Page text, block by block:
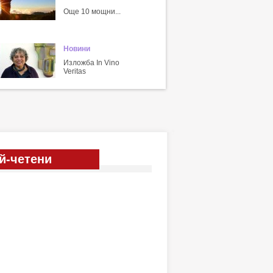
Още 10 мощни...
Новини
Изложба In Vino
Veritas
четени